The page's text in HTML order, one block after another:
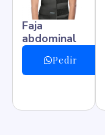
Faja
abdominal
Pedir